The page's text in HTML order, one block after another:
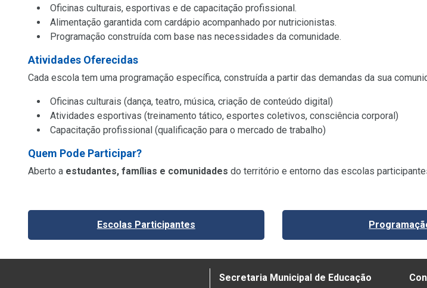
Oficinas culturais, esportivas e de capacitação profissional.
Alimentação garantida com cardápio acompanhado por nutricionistas.
Programação construída com base nas necessidades da comunidade.
Atividades Oferecidas
Cada escola tem uma programação específica, construída a partir das demandas da sua
Oficinas culturais (dança, teatro, música, criação de conteúdo digital)
Atividades esportivas (treinamento tático, esportes coletivos, consciência corporal)
Capacitação profissional (qualificação para o mercado de trabalho)
Quem Pode Participar?
Aberto a estudantes, famílias e comunidades do território e entorno das escolas
Escolas Participantes
Secretaria Municipal de Educação